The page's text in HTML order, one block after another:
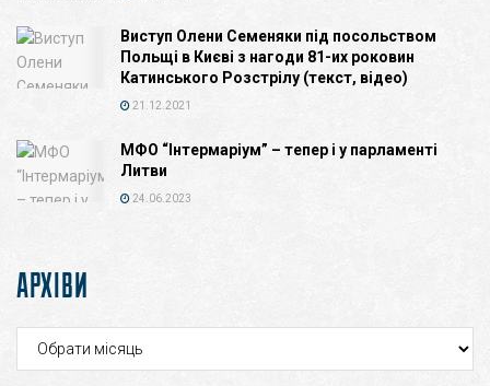
Виступ Олени Семеняки під посольством
Польщі в Києві з нагоди 81-их роковин
Катинського Розстрілу (текст, відео)
21.12.2021
МФО “Інтермаріум” – тепер і у парламенті
Литви
24.06.2023
АРХІВИ
Архіви